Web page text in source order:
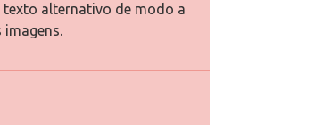
texto alternativo de modo a